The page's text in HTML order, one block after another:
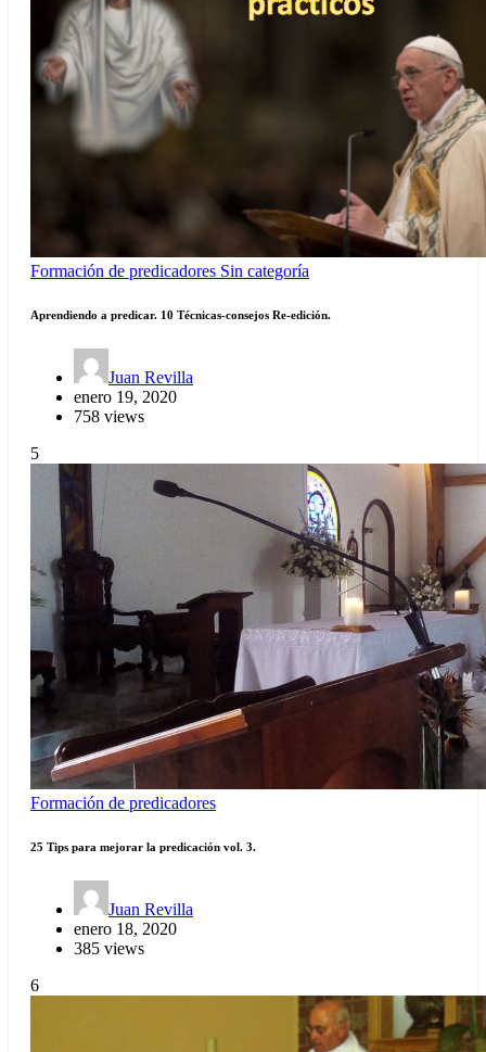
Formación de predicadores Sin categoría
Aprendiendo a predicar. 10 Técnicas-consejos Re-edición.
Juan Revilla
enero 19, 2020
758 views
5
Formación de predicadores
25 Tips para mejorar la predicación vol. 3.
Juan Revilla
enero 18, 2020
385 views
6